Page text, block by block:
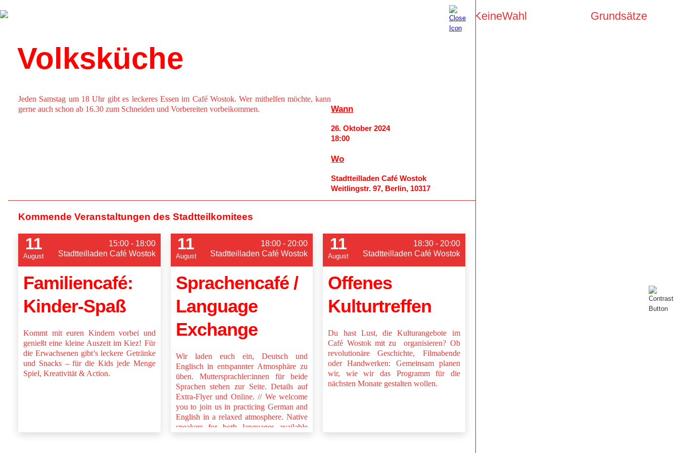
KeineWahl Grundsätze
Volksküche
Jeden Samstag um 18 Uhr gibt es leckeres Essen im Café Wostok. Wer mithelfen möchte, kann
gerne auch schon ab 16.30 zum Schneiden und Vorbereiten vorbeikommen.
Wann
26. Oktober 2024
18:00
Wo
Stadtteilladen Café Wostok
Weitlingstr. 97, Berlin, 10317
Kommende Veranstaltungen des Stadtteilkomitees
11
August
15:00 - 18:00
Stadtteilladen Café Wostok
Familiencafé:
Kinder-Spaß
Kommt mit euren Kindern vorbei und
genießt eine kleine Auszeit im Kiez! Für
die Erwachsenen gibt’s leckere Getränke
und Snacks – für die Kids jede Menge
Spiel, Kreativität & Action.
11
August
18:00 - 20:00
Stadtteilladen Café Wostok
Sprachencafé /
Language
Exchange
Wir laden euch ein, Deutsch und
Englisch in entspannter Atmosphäre zu
üben. Muttersprachler:innen für beide
Sprachen stehen zur Seite. Details auf
Extra-Flyer und Online. // We welcome
you to join us in practicing German and
English in a relaxed atmosphere. Native
speakers for both languages available
11
August
18:30 - 20:00
Stadtteilladen Café Wostok
Offenes
Kulturtreffen
Du hast Lust, die Kulturangebote im
Café Wostok mit zu organisieren? Ob
revolutionäre Geschichte, Filmabende
oder Handwerken: Gemeinsam planen
wir, wie wir das Programm für die
nächsten Monate gestalten wollen.